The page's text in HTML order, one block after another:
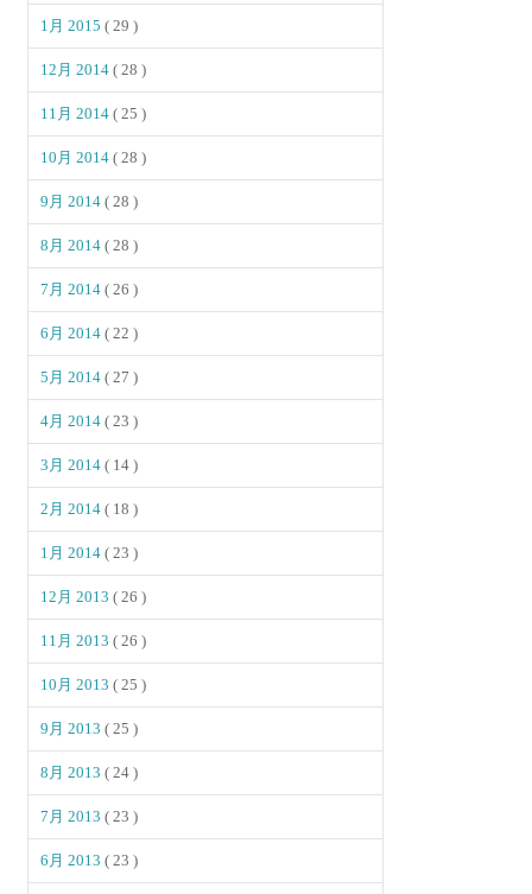
1月 2015( 29 )
12月 2014( 28 )
11月 2014( 25 )
10月 2014( 28 )
9月 2014( 28 )
8月 2014( 28 )
7月 2014( 26 )
6月 2014( 22 )
5月 2014( 27 )
4月 2014( 23 )
3月 2014( 14 )
2月 2014( 18 )
1月 2014( 23 )
12月 2013( 26 )
11月 2013( 26 )
10月 2013( 25 )
9月 2013( 25 )
8月 2013( 24 )
7月 2013( 23 )
6月 2013( 23 )